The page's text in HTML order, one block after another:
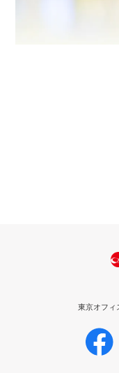
東京オフィ